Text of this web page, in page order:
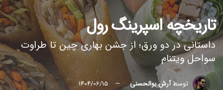
تاریخچه اسپرینگ رول
داستانی در دو ورق؛ از جشن بهاری چین تا طراوت
سواحل ویتنام
توسطآرش بوالحسنی
1404/06/15